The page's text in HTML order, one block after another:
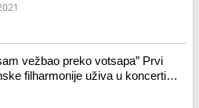
vežbao preko votsapa” Prvi
filharmonije uživa u koncertima